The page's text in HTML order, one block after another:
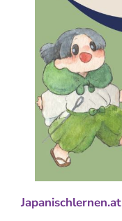
Japanischlernen.at